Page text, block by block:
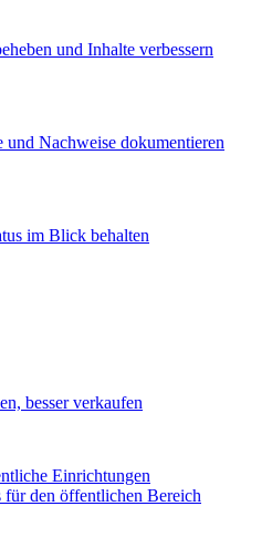
und Inhalte verbessern
und Nachweise dokumentieren
im Blick behalten
besser verkaufen
Einrichtungen
für den öffentlichen Bereich